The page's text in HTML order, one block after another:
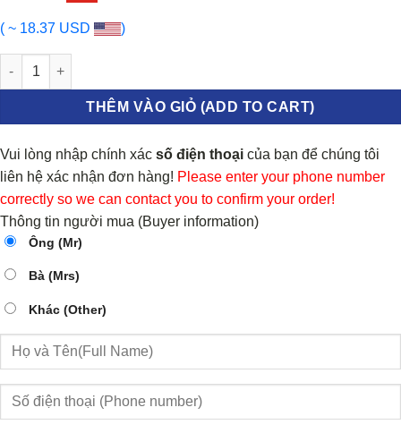
( ~ 18.37 USD )
PHỚT ĐUÔI TRỤC CƠ FORD MONDEO 2005 | F3AE6701BA số
THÊM VÀO GIỎ (ADD TO CART)
Vui lòng nhập chính xác số điện thoại của bạn để chúng tôi
liên hệ xác nhận đơn hàng! Please enter your phone number
correctly so we can contact you to confirm your order!
Thông tin người mua (Buyer information)
Ông (Mr)
Bà (Mrs)
Khác (Other)